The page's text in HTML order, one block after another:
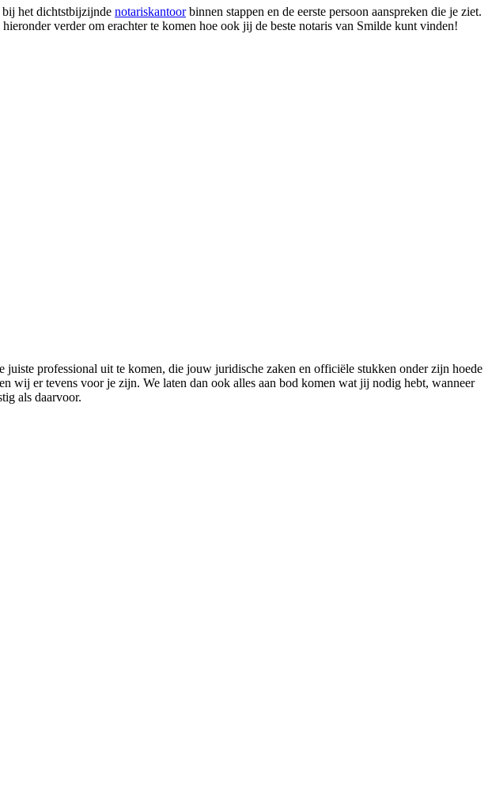
bij het dichtstbijzijnde notariskantoorbinnen stappen en de eerste persoon aanspreken die je ziet.
verder om erachter te komen hoe ook jij de beste notaris van Smilde kunt vinden!
professional uit te komen, die jouw juridische zaken en officiële stukken onder zijn hoede
wij er tevens voor je zijn. We laten dan ook alles aan bod komen wat jij nodig hebt, wanneer
als daarvoor.